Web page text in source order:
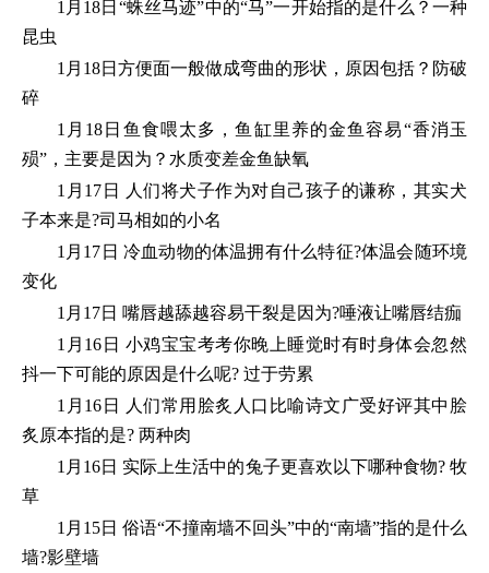
1月18日“蛛丝马迹”中的“马”一开始指的是什么？一种
昆虫
1月18日方便面一般做成弯曲的形状，原因包括？防破
碎
1月18日鱼食喂太多，鱼缸里养的金鱼容易“香消玉
殒”，主要是因为？水质变差金鱼缺氧
1月17日 人们将犬子作为对自己孩子的谦称，其实犬
子本来是?司马相如的小名
1月17日 冷血动物的体温拥有什么特征?体温会随环境
变化
1月17日 嘴唇越舔越容易干裂是因为?唾液让嘴唇结痂
1月16日 小鸡宝宝考考你晚上睡觉时有时身体会忽然
抖一下可能的原因是什么呢? 过于劳累
1月16日 人们常用脍炙人口比喻诗文广受好评其中脍
炙原本指的是? 两种肉
1月16日 实际上生活中的兔子更喜欢以下哪种食物? 牧
草
1月15日 俗语“不撞南墙不回头”中的“南墙”指的是什么
墙?影壁墙